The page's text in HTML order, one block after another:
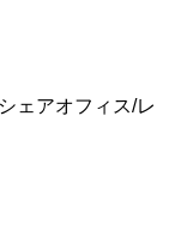
ェアオフィス/レ